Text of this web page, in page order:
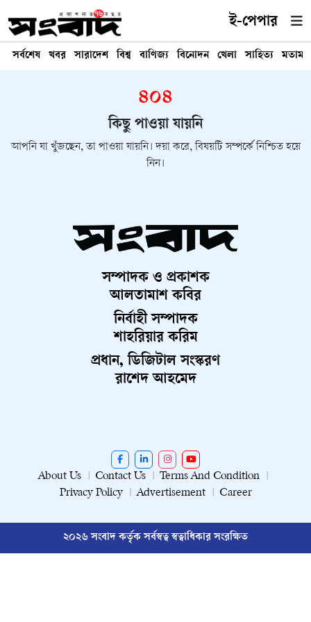
ই-পেপার
সর্বশেষ খবর সারাদেশ বিশ্ব বাণিজ্য বিনোদন খেলা সাহিত্য মতামত
৪০৪
কিছু পাওয়া যায়নি
আপনি যা খুঁজছেন, তা পাওয়া যায়নি। দয়া করে, বিষয়টি সম্পর্কে নিশ্চিত হয়ে
নিন।
সম্পাদক ও প্রকাশক
আলতামাশ কবির
নির্বাহী সম্পাদক
শাহরিয়ার করিম
প্রধান, ডিজিটাল সংস্করণ
রাশেদ আহমেদ
About Us Contact Us
Terms And Condition
Privacy Policy
Advertisement Career
২০২৬ সংবাদ কর্তৃক সর্বস্বত্ব স্বত্বাধিকার সংরক্ষিত